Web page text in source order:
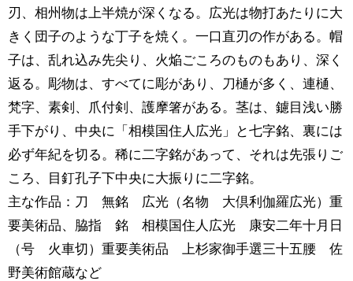
刃、相州物は上半焼が深くなる。広光は物打あたりに大
きく団子のような丁子を焼く。一口直刃の作がある。帽
子は、乱れ込み先尖り、火焔ごころのものもあり、深く
返る。彫物は、すべてに彫があり、刀樋が多く、連樋、
梵字、素剣、爪付剣、護摩箸がある。茎は、鑢目浅い勝
手下がり、中央に「相模国住人広光」と七字銘、裏には
必ず年紀を切る。稀に二字銘があって、それは先張りご
ころ、目釘孔子下中央に大振りに二字銘。
主な作品：刀 無銘 広光（名物 大倶利伽羅広光）重
要美術品、脇指 銘 相模国住人広光 康安二年十月日
（号 火車切）重要美術品 上杉家御手選三十五腰 佐
野美術館蔵など